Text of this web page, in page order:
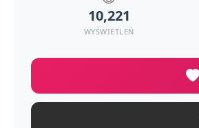
10,221
WYŚWIETLEŃ